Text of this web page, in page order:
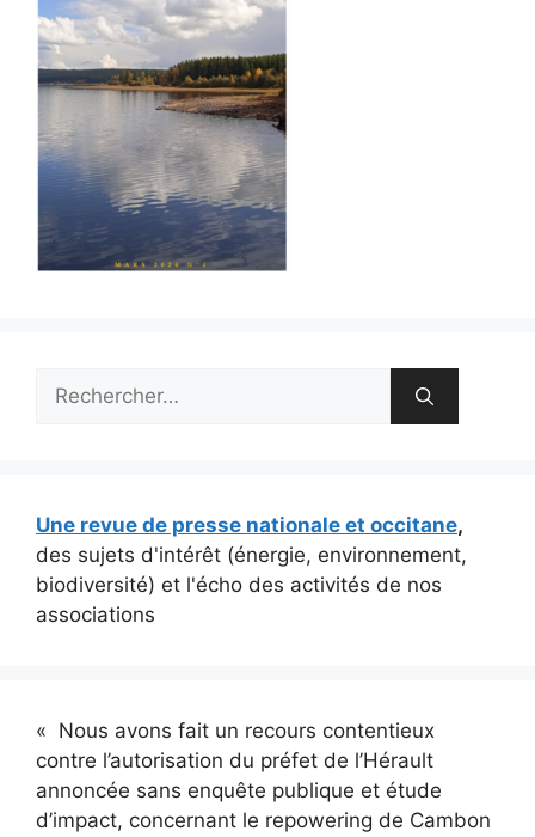
Rechercher :
Une revue de presse nationale et occitane,
des sujets d'intérêt (énergie, environnement,
biodiversité) et l'écho des activités de nos
associations
« Nous avons fait un recours contentieux
contre l’autorisation du préfet de l’Hérault
annoncée sans enquête publique et étude
d’impact, concernant le repowering de Cambon